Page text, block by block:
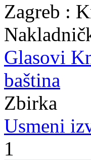
Zagreb :
Glasovi
baština
Zbirka
Usmeni
1